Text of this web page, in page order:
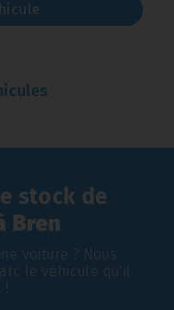
stock de
Bren
voiture ? Nous
le véhicule qu'il